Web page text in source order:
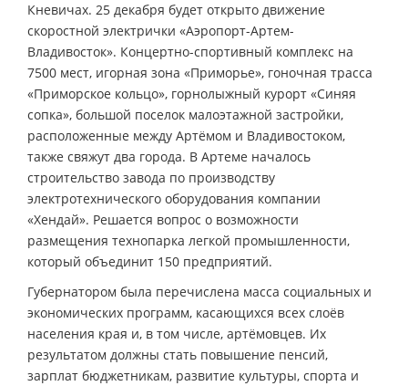
Кневичах. 25 декабря будет открыто движение
скоростной электрички «Аэропорт-Артем-
Владивосток». Концертно-спортивный комплекс на
7500 мест, игорная зона «Приморье», гоночная трасса
«Приморское кольцо», горнолыжный курорт «Синяя
сопка», большой поселок малоэтажной застройки,
расположенные между Артёмом и Владивостоком,
также свяжут два города. В Артеме началось
строительство завода по производству
электротехнического оборудования компании
«Хендай». Решается вопрос о возможности
размещения технопарка легкой промышленности,
который объединит 150 предприятий.
Губернатором была перечислена масса социальных и
экономических программ, касающихся всех слоёв
населения края и, в том числе, артёмовцев. Их
результатом должны стать повышение пенсий,
зарплат бюджетникам, развитие культуры, спорта и